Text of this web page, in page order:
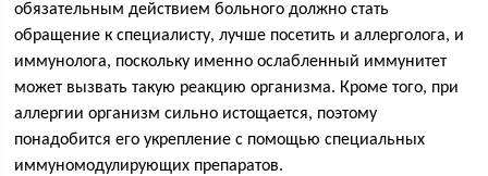
обязательным действием больного должно стать
обращение к специалисту, лучше посетить и аллерголога, и
иммунолога, поскольку именно ослабленный иммунитет
может вызвать такую реакцию организма. Кроме того, при
аллергии организм сильно истощается, поэтому
понадобится его укрепление с помощью специальных
иммуномодулирующих препаратов.